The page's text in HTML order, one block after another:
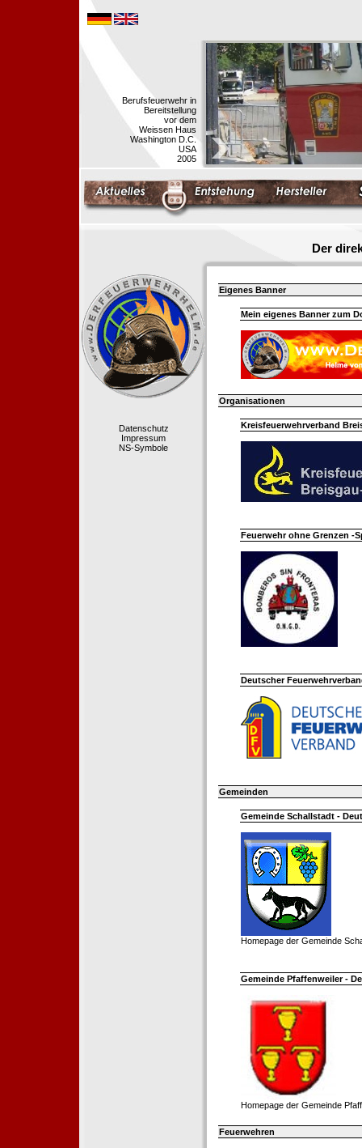
Berufsfeuerwehr in
Bereitstellung
vor dem
Weissen Haus
Washington D.C.
USA
2005
Der
Datenschutz
Impressum
NS-Symbole
Eigenes Banner
Mein eigenes Banner zum
Organisationen
Kreisfeuerwehrverband
Feuerwehr ohne Grenzen -
Deutscher
Gemeinden
Gemeinde Schallstadt -
Homepage der Gemeinde
Gemeinde Pfaffenweiler -
Homepage der Gemeinde
Feuerwehren